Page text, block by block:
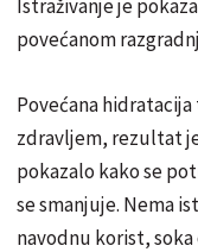
Istraživanje je
povećanom
Povećana
zdravljem, rezultat
pokazalo kako se
se smanjuje. Nema
navodnu korist,